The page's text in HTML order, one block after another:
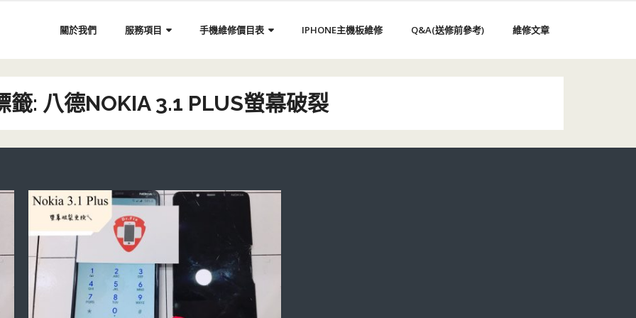
關於我們 服務項目 手機維修價目表 IPHONE主機板維修 Q&A(送修前參考) 維修文章
籤: 八德NOKIA 3.1 PLUS螢幕破裂